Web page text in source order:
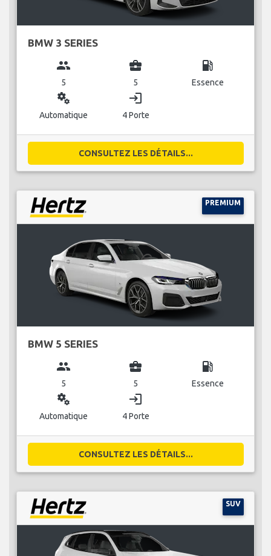
BMW 3 SERIES
group
5
business_center
5
local_gas_station
Essence
miscellaneous_services
Automatique
login
4 Porte
CONSULTEZ LES DÉTAILS...
PREMIUM
BMW 5 SERIES
group
5
business_center
5
local_gas_station
Essence
miscellaneous_services
Automatique
login
4 Porte
CONSULTEZ LES DÉTAILS...
SUV